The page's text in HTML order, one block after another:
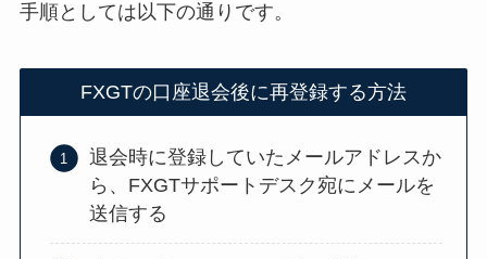
手順としては以下の通りです。
FXGTの口座退会後に再登録する方法
退会時に登録していたメールアドレスか
ら、FXGTサポートデスク宛にメールを
送信する